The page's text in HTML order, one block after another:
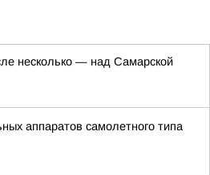
несколько — над Самарской
аппаратов самолетного типа